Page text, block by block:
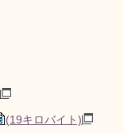
(19キロバイト)